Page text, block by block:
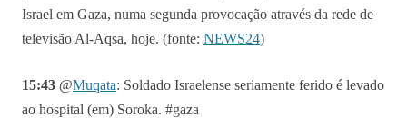
Israel em Gaza, numa segunda provocação através da rede de
televisão Al-Aqsa, hoje. (fonte: NEWS24)
15:43 @Muqata: Soldado Israelense seriamente ferido é levado
ao hospital (em) Soroka. #gaza